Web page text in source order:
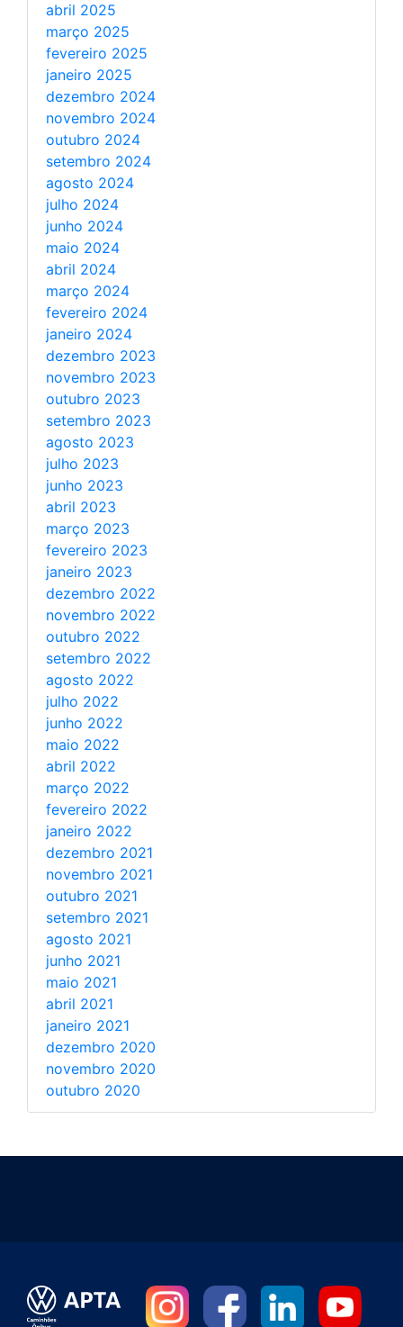
abril 2025
março 2025
fevereiro 2025
janeiro 2025
dezembro 2024
novembro 2024
outubro 2024
setembro 2024
agosto 2024
julho 2024
junho 2024
maio 2024
abril 2024
março 2024
fevereiro 2024
janeiro 2024
dezembro 2023
novembro 2023
outubro 2023
setembro 2023
agosto 2023
julho 2023
junho 2023
abril 2023
março 2023
fevereiro 2023
janeiro 2023
dezembro 2022
novembro 2022
outubro 2022
setembro 2022
agosto 2022
julho 2022
junho 2022
maio 2022
abril 2022
março 2022
fevereiro 2022
janeiro 2022
dezembro 2021
novembro 2021
outubro 2021
setembro 2021
agosto 2021
junho 2021
maio 2021
abril 2021
janeiro 2021
dezembro 2020
novembro 2020
outubro 2020